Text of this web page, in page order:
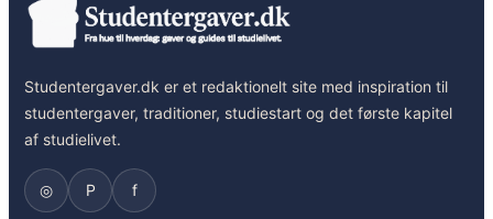
Studentergaver.dk er et redaktionelt site med inspiration til
studentergaver, traditioner, studiestart og det første kapitel
af studielivet.
◎ P f